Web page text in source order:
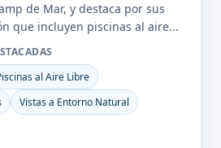
de Mar, y destaca por sus
que incluyen piscinas al aire...
al Aire Libre
Vistas a Entorno Natural